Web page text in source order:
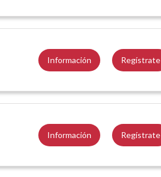
Información Regístrate
Información Regístrate